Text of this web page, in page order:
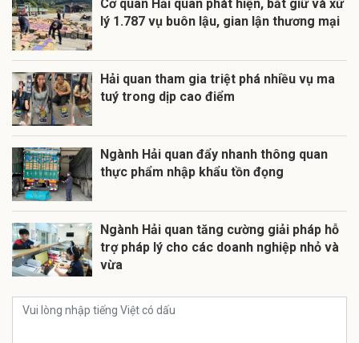
Cơ quan Hải quan phát hiện, bắt giữ và xử
lý 1.787 vụ buôn lậu, gian lận thương mại
Hải quan tham gia triệt phá nhiều vụ ma
tuý trong dịp cao điểm
Ngành Hải quan đẩy nhanh thông quan
thực phẩm nhập khẩu tồn đọng
Ngành Hải quan tăng cường giải pháp hỗ
trợ pháp lý cho các doanh nghiệp nhỏ và
vừa